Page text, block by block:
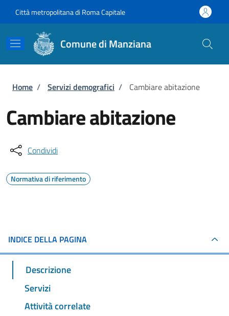
Città metropolitana di Roma Capitale
Comune di Manziana
Briciole di pane
Home / Servizi demografici / Cambiare abitazione
Cambiare abitazione
Condividi
Normativa di riferimento
INDICE DELLA PAGINA
Descrizione
Servizi
Attività correlate